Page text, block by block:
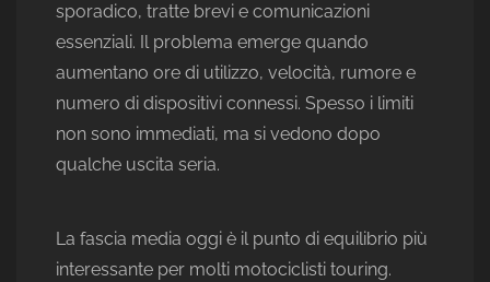
sporadico, tratte brevi e comunicazioni
essenziali. Il problema emerge quando
aumentano ore di utilizzo, velocità, rumore e
numero di dispositivi connessi. Spesso i limiti
non sono immediati, ma si vedono dopo
qualche uscita seria.
La fascia media oggi è il punto di equilibrio più
interessante per molti motociclisti touring.